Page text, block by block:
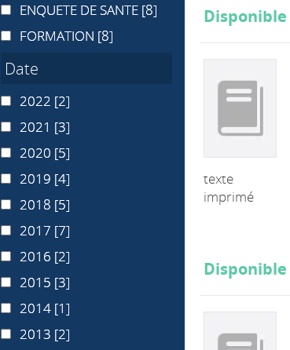
Disponible
texte
imprimé
Disponible
ENQUETE DE SANTE
ENQUETE DE SANTE [8]
FORMATION
FORMATION [8]
Date
20222022 [2]
20212021 [3]
20202020 [5]
20192019 [4]
20182018 [5]
20172017 [7]
20162016 [2]
20152015 [3]
20142014 [1]
20132013 [2]